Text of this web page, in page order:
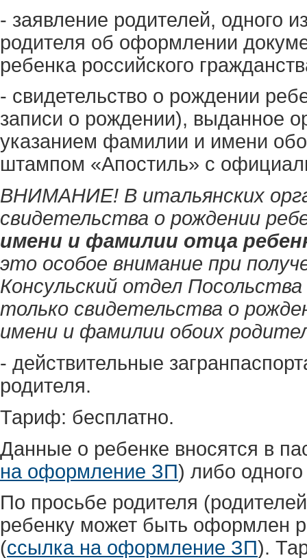
- заявление родителей, одного
родителя об оформлении
ребенка российского
- свидетельство о рождении
записи о рождении), выданное
указанием фамилии и имени
штампом «Апостиль» с
ВНИМАНИЕ! В итальянских
свидетельства о рождении
имени и фамилии отца
это особое внимание при
Консульский отдел
только свидетельства о
имени и фамилии обоих
- действительные
родителя.
Тариф: бесплатно.
Данные о ребенке вносятся в
на оформление ЗП) либо
По просьбе родителя
ребенку может быть оформлен
(ссылка на оформление ЗП).